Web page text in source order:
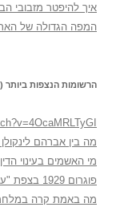
איך להיפטר מזבובי
המפה הגדולה של
הרשומות הנצפות ביותר
מה בין אברהם
מי האשמים בעינוי
פוגרום 1929 בצפת "עולמנו חרב עלינו"
מה באמת קרה